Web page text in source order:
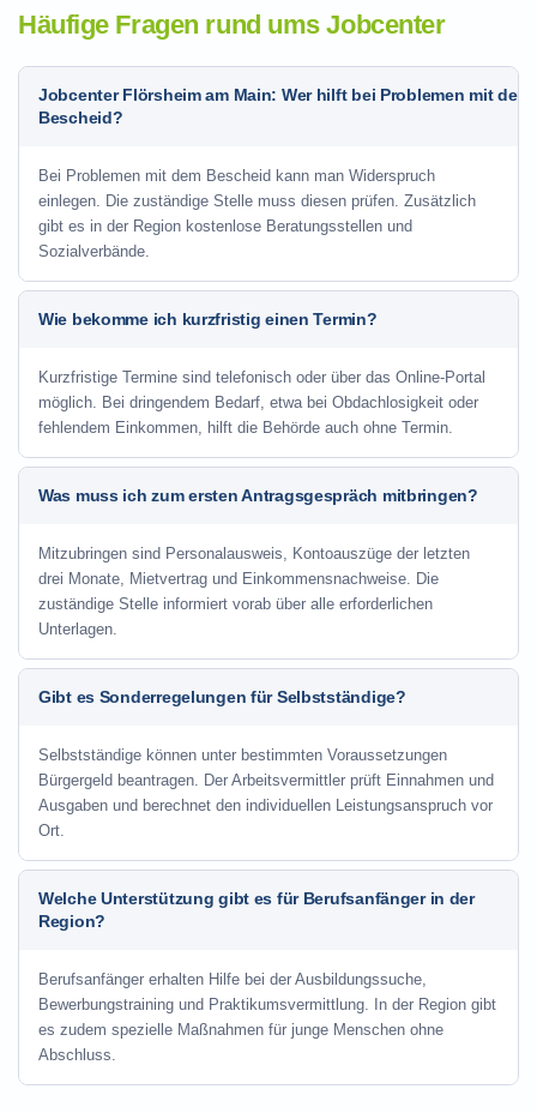
Häufige Fragen rund ums Jobcenter
Jobcenter Flörsheim am Main: Wer hilft bei Problemen mit dem
Bescheid?
Bei Problemen mit dem Bescheid kann man Widerspruch
einlegen. Die zuständige Stelle muss diesen prüfen. Zusätzlich
gibt es in der Region kostenlose Beratungsstellen und
Sozialverbände.
Wie bekomme ich kurzfristig einen Termin?
Kurzfristige Termine sind telefonisch oder über das Online-Portal
möglich. Bei dringendem Bedarf, etwa bei Obdachlosigkeit oder
fehlendem Einkommen, hilft die Behörde auch ohne Termin.
Was muss ich zum ersten Antragsgespräch mitbringen?
Mitzubringen sind Personalausweis, Kontoauszüge der letzten
drei Monate, Mietvertrag und Einkommensnachweise. Die
zuständige Stelle informiert vorab über alle erforderlichen
Unterlagen.
Gibt es Sonderregelungen für Selbstständige?
Selbstständige können unter bestimmten Voraussetzungen
Bürgergeld beantragen. Der Arbeitsvermittler prüft Einnahmen und
Ausgaben und berechnet den individuellen Leistungsanspruch vor
Ort.
Welche Unterstützung gibt es für Berufsanfänger in der
Region?
Berufsanfänger erhalten Hilfe bei der Ausbildungssuche,
Bewerbungstraining und Praktikumsvermittlung. In der Region gibt
es zudem spezielle Maßnahmen für junge Menschen ohne
Abschluss.